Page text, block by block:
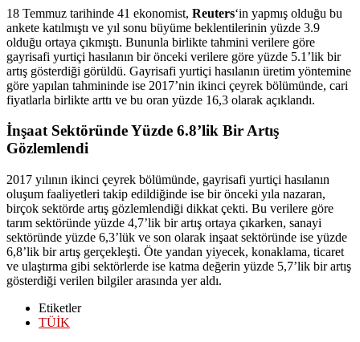
18 Temmuz tarihinde 41 ekonomist, Reuters‘in yapmış olduğu bu
ankete katılmıştı ve yıl sonu büyüme beklentilerinin yüzde 3.9
olduğu ortaya çıkmıştı. Bununla birlikte tahmini verilere göre
gayrisafi yurtiçi hasılanın bir önceki verilere göre yüzde 5.1’lik bir
artış gösterdiği görüldü. Gayrisafi yurtiçi hasılanın üretim yöntemine
göre yapılan tahmininde ise 2017’nin ikinci çeyrek bölümünde, cari
fiyatlarla birlikte arttı ve bu oran yüzde 16,3 olarak açıklandı.
İnşaat Sektöründe Yüzde 6.8’lik Bir Artış
Gözlemlendi
2017 yılının ikinci çeyrek bölümünde, gayrisafi yurtiçi hasılanın
oluşum faaliyetleri takip edildiğinde ise bir önceki yıla nazaran,
birçok sektörde artış gözlemlendiği dikkat çekti. Bu verilere göre
tarım sektöründe yüzde 4,7’lik bir artış ortaya çıkarken, sanayi
sektöründe yüzde 6,3’lük ve son olarak inşaat sektöründe ise yüzde
6,8’lik bir artış gerçekleşti. Öte yandan yiyecek, konaklama, ticaret
ve ulaştırma gibi sektörlerde ise katma değerin yüzde 5,7’lik bir artış
gösterdiği verilen bilgiler arasında yer aldı.
Etiketler
TÜİK